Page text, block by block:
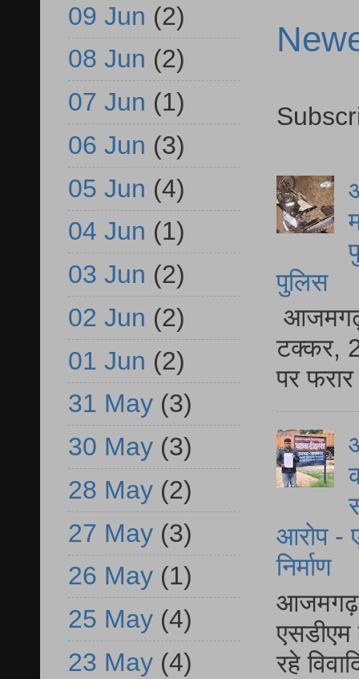
पुलिस
आजमगढ़
टक्कर,
पर
आरोप -
निर्माण
आजमगढ़
एसडीएम
रहे
09 Jun (2)
08 Jun (2)
07 Jun (1)
06 Jun (3)
05 Jun (4)
04 Jun (1)
03 Jun (2)
02 Jun (2)
01 Jun (2)
31 May (3)
30 May (3)
28 May (2)
27 May (3)
26 May (1)
25 May (4)
23 May (4)